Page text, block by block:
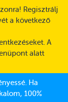
Regisztrálj
a következő
A
alatt
Ha
100%